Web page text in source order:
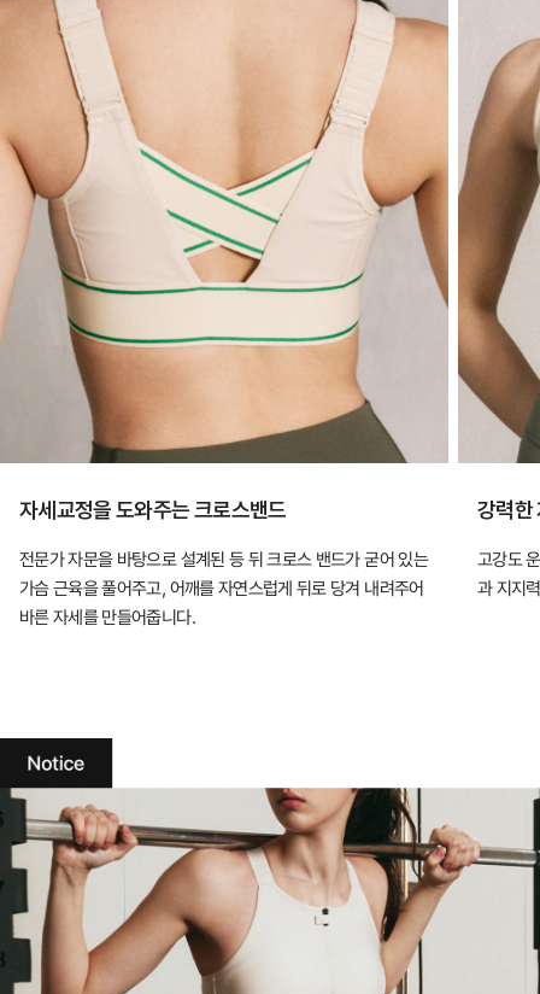
자세교정을 도와주는 크로스밴드
전문가 자문을 바탕으로 설계된 등 뒤 크로스 밴드가 굳어 있는
가슴 근육을 풀어주고, 어깨를 자연스럽게 뒤로 당겨 내려주어
바른 자세를 만들어줍니다.
강력한
고강도
과 지지